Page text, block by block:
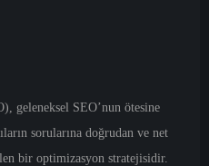
, geleneksel SEO’nun ötesine
sorularına doğrudan ve net
bir optimizasyon stratejisidir.